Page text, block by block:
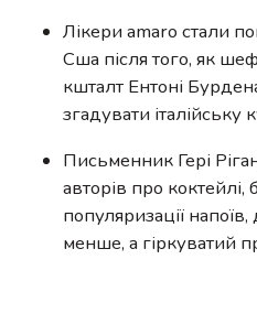
Лікери amaro стали
Сша після того, як
кшталт Ентоні
згадувати італійську
Письменник Гері
авторів про коктейлі,
популяризації
менше, а гіркуватий